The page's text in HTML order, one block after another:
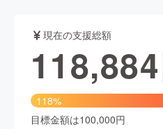
フォーマンス
食店
現在の支援総額
118,884
118%
目標金額は100,000円